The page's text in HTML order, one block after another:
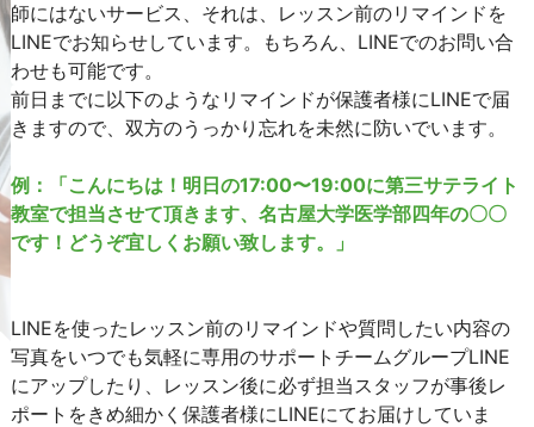
師にはないサービス、それは、レッスン前のリマインドを
LINEでお知らせしています。もちろん、LINEでのお問い合
わせも可能です。
前日までに以下のようなリマインドが保護者様にLINEで届
きますので、双方のうっかり忘れを未然に防いでいます。
例：「こんにちは！明日の17:00〜19:00に第三サテライト
教室で担当させて頂きます、名古屋大学医学部四年の〇〇
です！どうぞ宜しくお願い致します。」
LINEを使ったレッスン前のリマインドや質問したい内容の
写真をいつでも気軽に専用のサポートチームグループLINE
にアップしたり、レッスン後に必ず担当スタッフが事後レ
ポートをきめ細かく保護者様にLINEにてお届けしていま